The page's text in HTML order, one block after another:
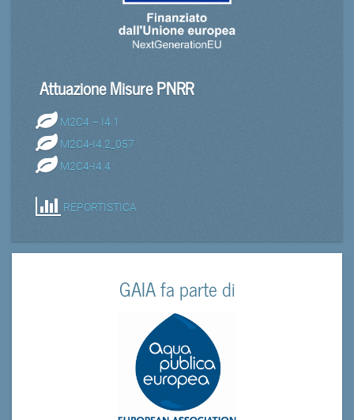
Attuazione Misure PNRR
M2C4 – I4.1
M2C4-I4.2_057
M2C4-I4.4
REPORTISTICA
GAIA fa parte di